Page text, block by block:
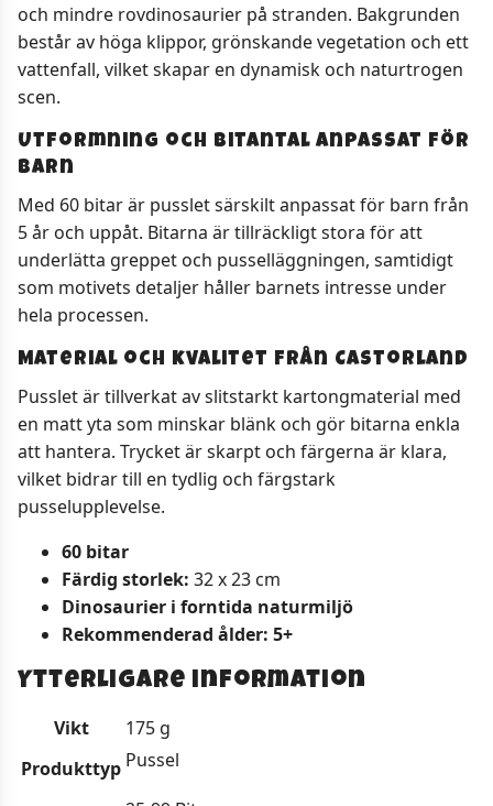
och mindre rovdinosaurier på stranden. Bakgrunden
består av höga klippor, grönskande vegetation och ett
vattenfall, vilket skapar en dynamisk och naturtrogen
scen.
Utformning och bitantal anpassat för
barn
Med 60 bitar är pusslet särskilt anpassat för barn från
5 år och uppåt. Bitarna är tillräckligt stora för att
underlätta greppet och pusselläggningen, samtidigt
som motivets detaljer håller barnets intresse under
hela processen.
Material och kvalitet från Castorland
Pusslet är tillverkat av slitstarkt kartongmaterial med
en matt yta som minskar blänk och gör bitarna enkla
att hantera. Trycket är skarpt och färgerna är klara,
vilket bidrar till en tydlig och färgstark
pusselupplevelse.
60 bitar
Färdig storlek: 32 x 23 cm
Dinosaurier i forntida naturmiljö
Rekommenderad ålder: 5+
Ytterligare information
Vikt
175 g
Produkttyp Pussel